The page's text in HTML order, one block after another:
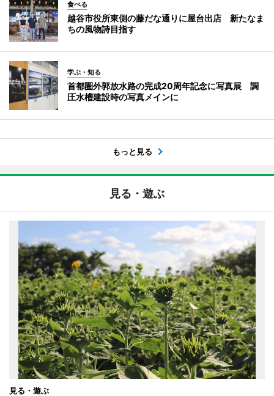
食べる
越谷市役所東側の藤だな通りに屋台出店 新たなま
ちの風物詩目指す
学ぶ・知る
首都圏外郭放水路の完成20周年記念に写真展 調
圧水槽建設時の写真メインに
もっと見る
見る・遊ぶ
見る・遊ぶ